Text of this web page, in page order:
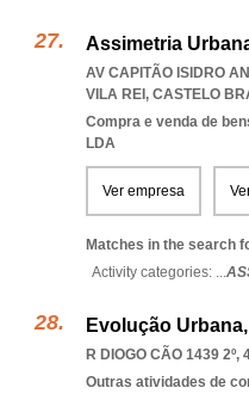
Assimetria
AV CAPITÃO ISIDRO
VILA REI , CASTELO
Compra e venda de
LDA
Ver empresa
Matches in the search
Activity categories: ...
Evolução
R DIOGO CÃO 1439 2º,
Outras atividades de